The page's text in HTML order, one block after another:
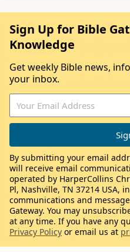
Sign Up for Bible
Knowledge
Get weekly Bible news,
your inbox.
By submitting your email
will receive email
operated by HarperCollins
Pl, Nashville, TN 37214 USA,
communications and
Gateway. You may
at any time. If you have any
Privacy Policy or email us at